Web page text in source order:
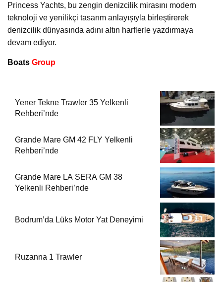
Princess Yachts, bu zengin denizcilik mirasını modern
teknoloji ve yenilikçi tasarım anlayışıyla birleştirerek
denizcilik dünyasında adını altın harflerle yazdırmaya
devam ediyor.
Boats Group
Yener Tekne Trawler 35 Yelkenli
Rehberi’nde
Grande Mare GM 42 FLY Yelkenli
Rehberi’nde
Grande Mare LA SERA GM 38
Yelkenli Rehberi’nde
Bodrum’da Lüks Motor Yat Deneyimi
Ruzanna 1 Trawler